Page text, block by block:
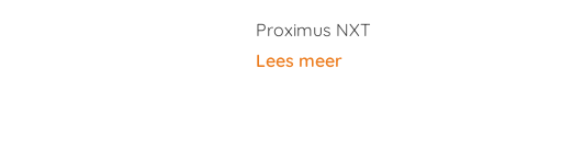
Proximus NXT
Lees meer